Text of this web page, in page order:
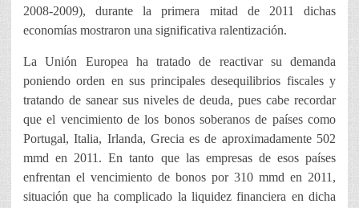
2008-2009), durante la primera mitad de 2011 dichas
economías mostraron una significativa ralentización.
La Unión Europea ha tratado de reactivar su demanda
poniendo orden en sus principales desequilibrios fiscales y
tratando de sanear sus niveles de deuda, pues cabe recordar
que el vencimiento de los bonos soberanos de países como
Portugal, Italia, Irlanda, Grecia es de aproximadamente 502
mmd en 2011. En tanto que las empresas de esos países
enfrentan el vencimiento de bonos por 310 mmd en 2011,
situación que ha complicado la liquidez financiera en dicha